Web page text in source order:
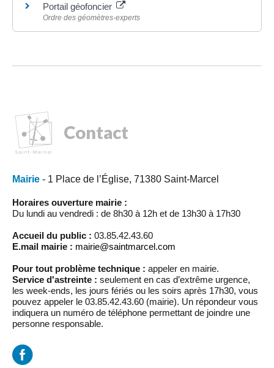
Portail géofoncier
Ordre des géomètres-experts
Contact
Mairie - 1 Place de l’Église, 71380 Saint-Marcel
Horaires ouverture mairie :
Du lundi au vendredi : de 8h30 à 12h et de 13h30 à 17h30
Accueil du public : 03.85.42.43.60
E.mail mairie : mairie@saintmarcel.com
Pour tout problème technique : appeler en mairie.
Service d'astreinte : seulement en cas d’extrême urgence,
les week-ends, les jours fériés ou les soirs après 17h30, vous
pouvez appeler le 03.85.42.43.60 (mairie). Un répondeur vous
indiquera un numéro de téléphone permettant de joindre une
personne responsable.